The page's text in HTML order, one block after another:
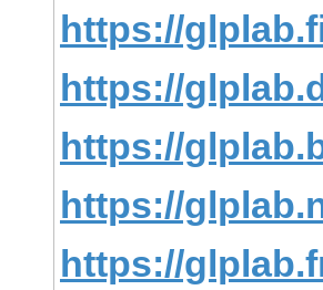
https://
https://
https://
https://
https://